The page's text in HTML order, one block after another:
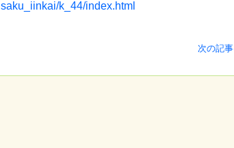
k_44/index.html
次の記事